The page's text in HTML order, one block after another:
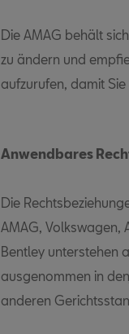
Die AMAG behält
zu ändern und
aufzurufen, damit
Anwendbares
Die
AMAG, Volkswagen,
Bentley unterstehen
ausgenommen in
anderen